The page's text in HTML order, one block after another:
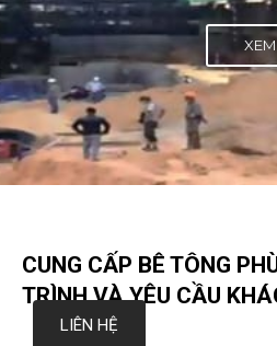
CUNG CẤP BÊ TÔNG
TRÌNH VÀ YÊU CẦU
LIÊN HỆ